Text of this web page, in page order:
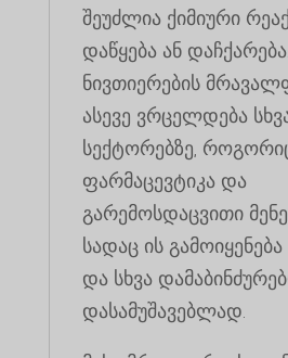
შეუძლია ქიმიური
დაწყება ან
ნივთიერების
ასევე ვრცელდება
სექტორებზე,
ფარმაცევტიკა და
გარემოსდაცვითი
სადაც ის გამოიყენება
და სხვა
დასამუშავებლად.